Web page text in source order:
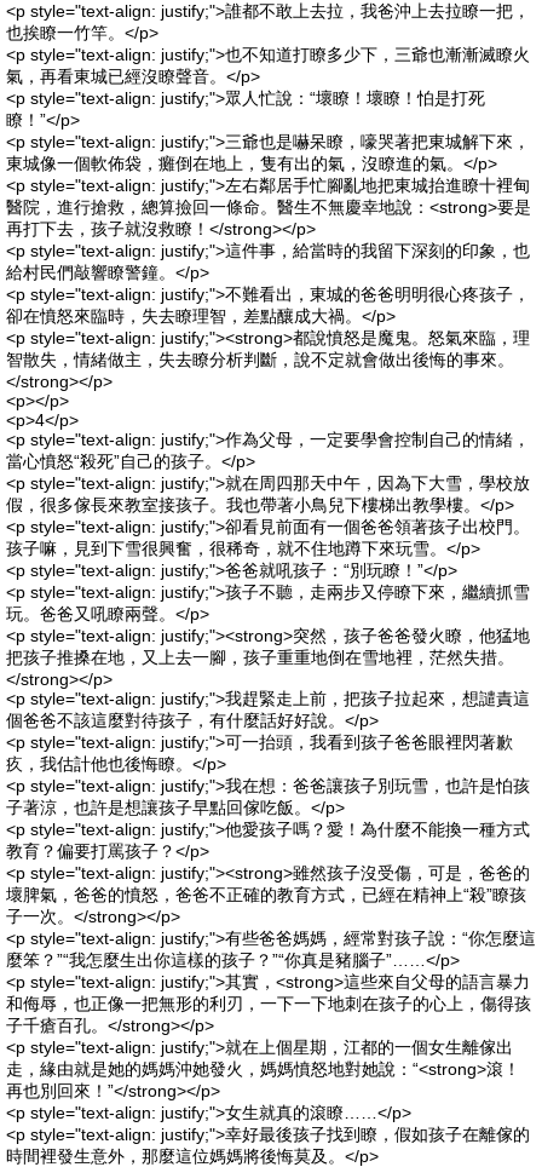
<p style="text-align: justify;">誰都不敢上去拉，我爸沖上去拉瞭一把，
也挨瞭一竹竿。</p>
<p style="text-align: justify;">也不知道打瞭多少下，三爺也漸漸滅瞭火
氣，再看東城已經沒瞭聲音。</p>
<p style="text-align: justify;">眾人忙說：“壞瞭！壞瞭！怕是打死
瞭！”</p>
<p style="text-align: justify;">三爺也是嚇呆瞭，嚎哭著把東城解下來，
東城像一個軟佈袋，癱倒在地上，隻有出的氣，沒瞭進的氣。</p>
<p style="text-align: justify;">左右鄰居手忙腳亂地把東城抬進瞭十裡甸
醫院，進行搶救，總算撿回一條命。醫生不無慶幸地說：<strong>要是
再打下去，孩子就沒救瞭！</strong></p>
<p style="text-align: justify;">這件事，給當時的我留下深刻的印象，也
給村民們敲響瞭警鐘。</p>
<p style="text-align: justify;">不難看出，東城的爸爸明明很心疼孩子，
卻在憤怒來臨時，失去瞭理智，差點釀成大禍。</p>
<p style="text-align: justify;"><strong>都說憤怒是魔鬼。怒氣來臨，理
智散失，情緒做主，失去瞭分析判斷，說不定就會做出後悔的事來。
</strong></p>
<p></p>
<p>4</p>
<p style="text-align: justify;">作為父母，一定要學會控制自己的情緒，
當心憤怒“殺死”自己的孩子。</p>
<p style="text-align: justify;">就在周四那天中午，因為下大雪，學校放
假，很多傢長來教室接孩子。我也帶著小鳥兒下樓梯出教學樓。</p>
<p style="text-align: justify;">卻看見前面有一個爸爸領著孩子出校門。
孩子嘛，見到下雪很興奮，很稀奇，就不住地蹲下來玩雪。</p>
<p style="text-align: justify;">爸爸就吼孩子：“別玩瞭！”</p>
<p style="text-align: justify;">孩子不聽，走兩步又停瞭下來，繼續抓雪
玩。爸爸又吼瞭兩聲。</p>
<p style="text-align: justify;"><strong>突然，孩子爸爸發火瞭，他猛地
把孩子推搡在地，又上去一腳，孩子重重地倒在雪地裡，茫然失措。
</strong></p>
<p style="text-align: justify;">我趕緊走上前，把孩子拉起來，想譴責這
個爸爸不該這麼對待孩子，有什麼話好好說。</p>
<p style="text-align: justify;">可一抬頭，我看到孩子爸爸眼裡閃著歉
疚，我估計他也後悔瞭。</p>
<p style="text-align: justify;">我在想：爸爸讓孩子別玩雪，也許是怕孩
子著涼，也許是想讓孩子早點回傢吃飯。</p>
<p style="text-align: justify;">他愛孩子嗎？愛！為什麼不能換一種方式
教育？偏要打罵孩子？</p>
<p style="text-align: justify;"><strong>雖然孩子沒受傷，可是，爸爸的
壞脾氣，爸爸的憤怒，爸爸不正確的教育方式，已經在精神上“殺”瞭孩
子一次。</strong></p>
<p style="text-align: justify;">有些爸爸媽媽，經常對孩子說：“你怎麼這
麼笨？”“我怎麼生出你這樣的孩子？”“你真是豬腦子”……</p>
<p style="text-align: justify;">其實，<strong>這些來自父母的語言暴力
和侮辱，也正像一把無形的利刃，一下一下地刺在孩子的心上，傷得孩
子千瘡百孔。</strong></p>
<p style="text-align: justify;">就在上個星期，江都的一個女生離傢出
走，緣由就是她的媽媽沖她發火，媽媽憤怒地對她說：“<strong>滾！
再也別回來！”</strong></p>
<p style="text-align: justify;">女生就真的滾瞭……</p>
<p style="text-align: justify;">幸好最後孩子找到瞭，假如孩子在離傢的
時間裡發生意外，那麼這位媽媽將後悔莫及。</p>